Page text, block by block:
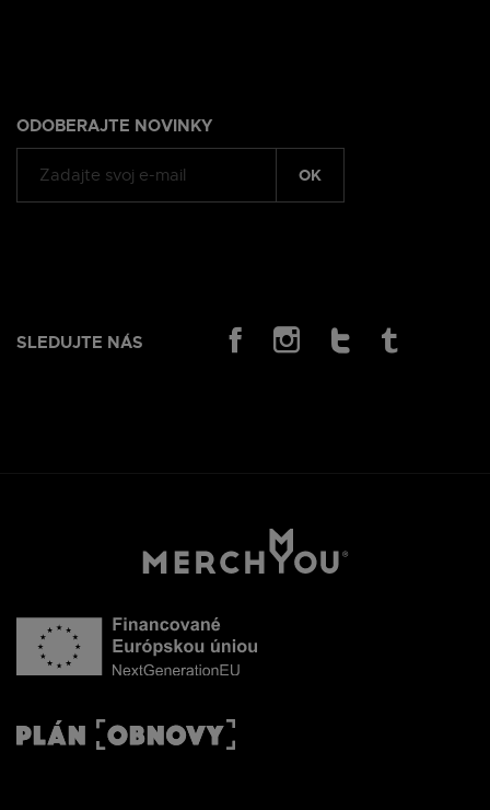
ODOBERAJTE NOVINKY
OK
SLEDUJTE NÁS